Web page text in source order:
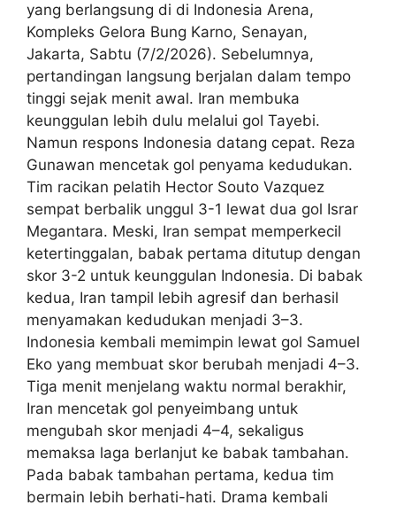
yang berlangsung di di Indonesia Arena,
Kompleks Gelora Bung Karno, Senayan,
Jakarta, Sabtu (7/2/2026). Sebelumnya,
pertandingan langsung berjalan dalam tempo
tinggi sejak menit awal. Iran membuka
keunggulan lebih dulu melalui gol Tayebi.
Namun respons Indonesia datang cepat. Reza
Gunawan mencetak gol penyama kedudukan.
Tim racikan pelatih Hector Souto Vazquez
sempat berbalik unggul 3-1 lewat dua gol Israr
Megantara. Meski, Iran sempat memperkecil
ketertinggalan, babak pertama ditutup dengan
skor 3-2 untuk keunggulan Indonesia. Di babak
kedua, Iran tampil lebih agresif dan berhasil
menyamakan kedudukan menjadi 3–3.
Indonesia kembali memimpin lewat gol Samuel
Eko yang membuat skor berubah menjadi 4–3.
Tiga menit menjelang waktu normal berakhir,
Iran mencetak gol penyeimbang untuk
mengubah skor menjadi 4–4, sekaligus
memaksa laga berlanjut ke babak tambahan.
Pada babak tambahan pertama, kedua tim
bermain lebih berhati-hati. Drama kembali